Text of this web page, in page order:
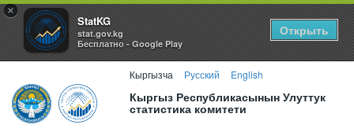
×
StatKG
stat.gov.kg
Бесплатно - Google Play
Открыть
Кыргызча Русский English
Кыргыз Республикасынын Улуттук
статистика комитети